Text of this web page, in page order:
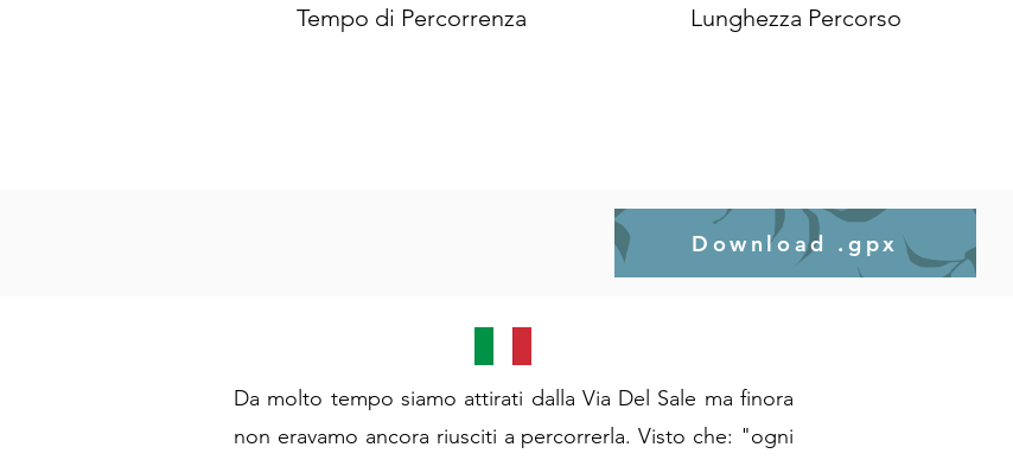
Tempo di Percorrenza Lunghezza Percorso
Download .gpx
Da molto tempo siamo attirati dalla Via Del Sale ma finora
non eravamo ancora riusciti a percorrerla. Visto che: "ogni